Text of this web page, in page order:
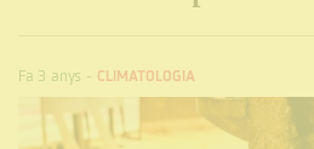
Fa 3 anys - CLIMATOLOGIA